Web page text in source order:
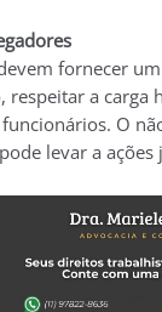
fornecer
respeitar a carga
O
levar a ações